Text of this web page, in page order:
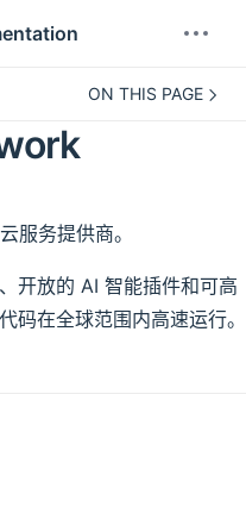
ON THIS PAGE
服务提供商。
开放的 AI 智能插件和可高
码在全球范围内高速运行。